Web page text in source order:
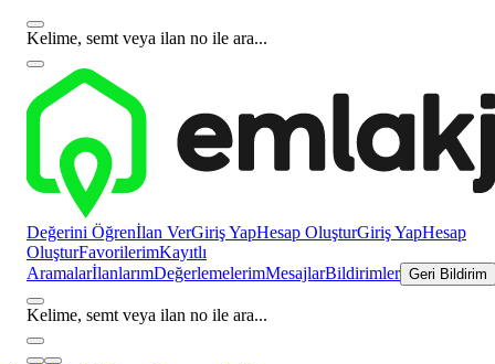
Kelime, semt veya ilan no ile ara...
Değerini Öğrenİlan VerGiriş YapHesap OluşturGiriş YapHesap
OluşturFavorilerimKayıtlı
AramalarİlanlarımDeğerlemelerimMesajlarBildirimler Geri Bildirim
Kelime, semt veya ilan no ile ara...